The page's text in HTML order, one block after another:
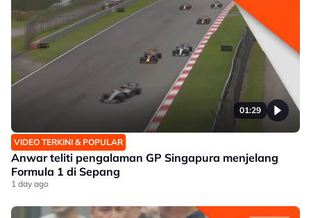
01:29
VIDEO TERKINI & POPULAR
Anwar teliti pengalaman GP Singapura menjelang
Formula 1 di Sepang
1 day ago